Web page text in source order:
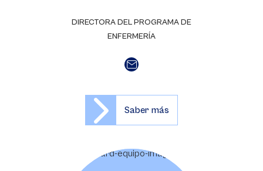
DIRECTORA DEL PROGRAMA DE
ENFERMERÍA
Saber más